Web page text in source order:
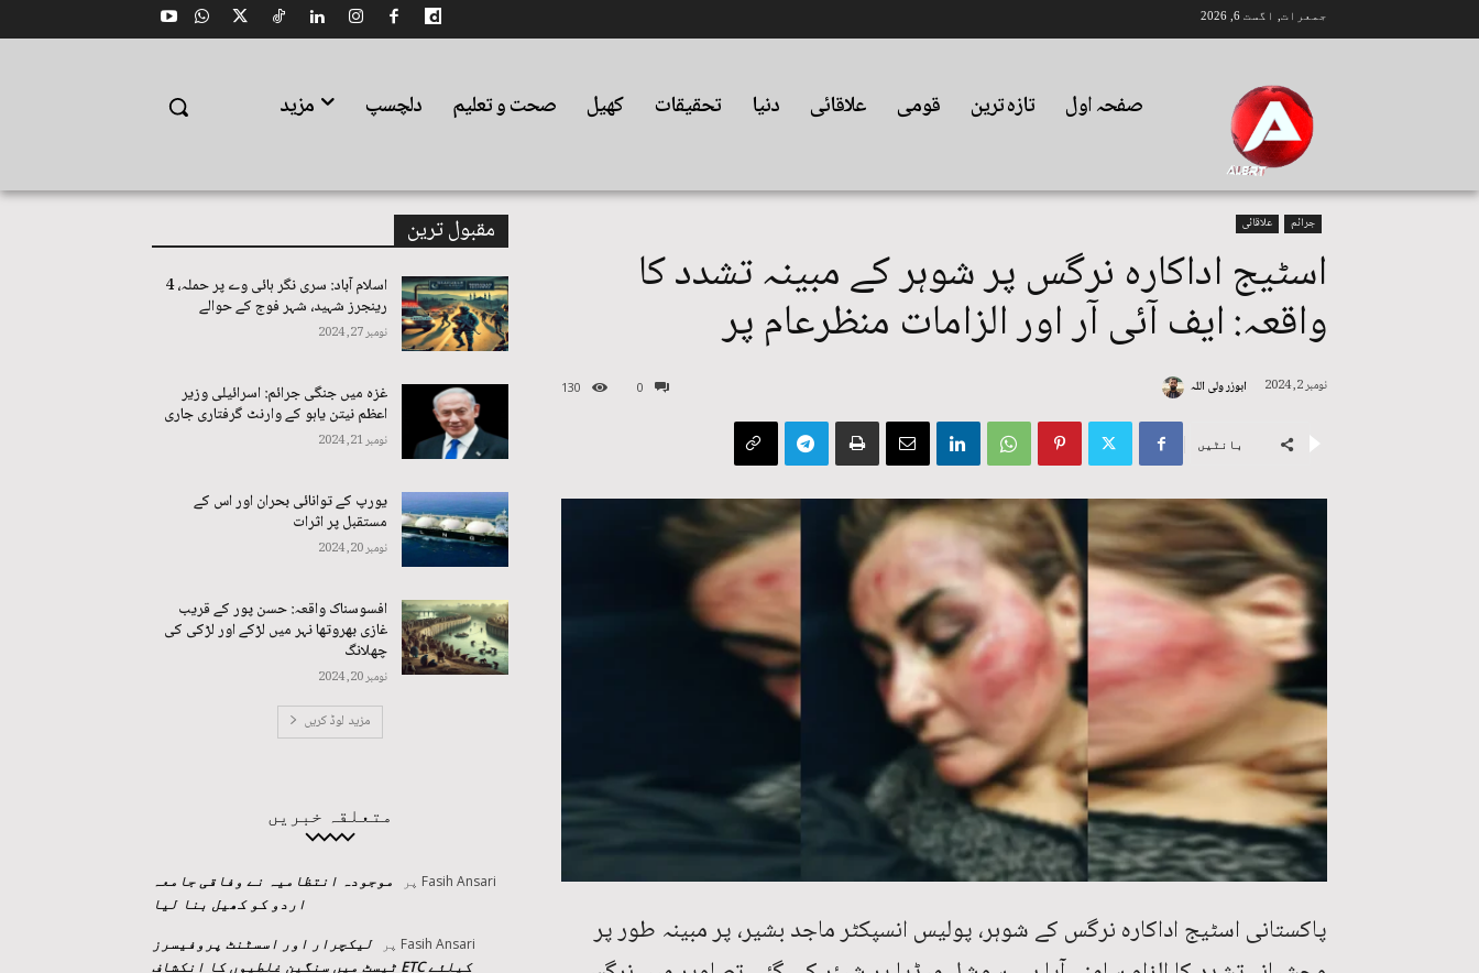
جمعرات, اگست 6, 2026
صفحہ اول تازہ ترین قومی علاقائی دنیا تحقیقات کھیل صحت و تعلیم دلچسپ مزید
جرائم علاقائی
اسٹیج اداکارہ نرگس پر شوہر کے مبینہ تشدد کا
واقعہ: ایف آئی آر اور الزامات منظرعام پر
0
130 نومبر 2, 2024 ابوزر ولی اللہ
بانٹیں
پاکستانی اسٹیج اداکارہ نرگس کے شوہر، پولیس انسپکٹر ماجد بشیر، پر مبینہ طور پر
مقبول ترین
اسلام آباد: سری نگر ہائی وے پر حملہ، 4
رینجرز شہید، شہر فوج کے حوالے
نومبر 27, 2024
غزہ میں جنگی جرائم: اسرائیلی وزیر
اعظم نیتن یاہو کے وارنٹ گرفتاری جاری
نومبر 21, 2024
یورپ کے توانائی بحران اور اس کے
مستقبل پر اثرات
نومبر 20, 2024
افسوسناک واقعہ: حسن پور کے قریب
غازی بھروتھا نہر میں لڑکے اور لڑکی کی
چھلانگ
نومبر 20, 2024
مزید لوڈ کریں
متعلقہ خبریں
Fasih Ansari پر
موجودہ انتظامیہ نے وفاقی جامعہ
اردو کو کھیل بنا لیا
Fasih Ansari پر
لیکچرار اور اسسٹنٹ پروفیسرز
کیلئے ETC ٹیسٹ میں سنگین غلطیوں کا انکشاف